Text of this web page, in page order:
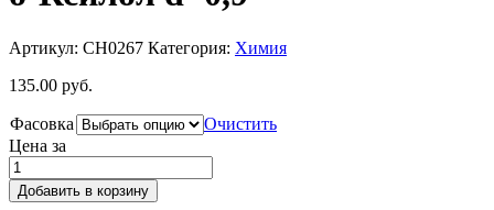
Артикул: CH0267 Категория: Химия
135.00 руб.
Фасовка
Очистить
Цена за
Добавить в корзину